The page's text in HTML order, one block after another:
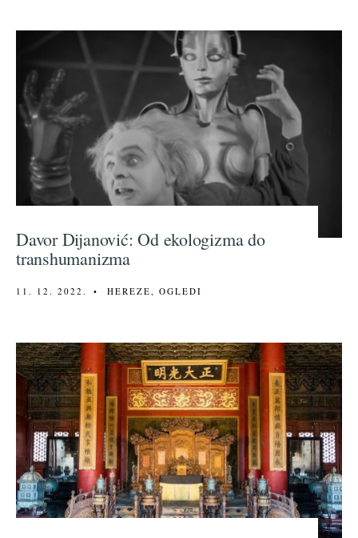
Davor Dijanović: Od ekologizma do
transhumanizma
11. 12. 2022. • HEREZE, OGLEDI